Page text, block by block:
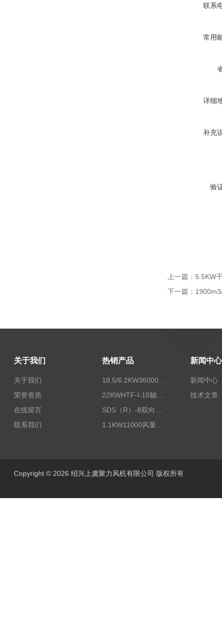
联系
常用
详细
补充
验
上一篇： 5.5KW
下一篇：
关于我们
关于我们
荣誉资质
在线留言
联系我们
热销产品
1.1KW11000风量FDZ-5.5不锈钢壁式轴流风机
新闻中心
新闻中心
技术文章
Copyright © 2026 绍兴上虞聚力风机有限公司 版权所有